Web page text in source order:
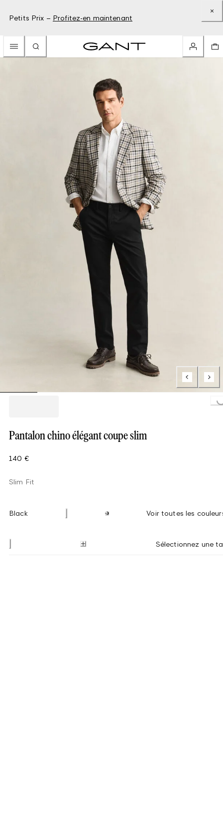
Petits Prix – Profitez-en maintenant
Pantalon chino élégant coupe slim
140 €
Slim Fit
Black Voir toutes les
Sélectionnez une